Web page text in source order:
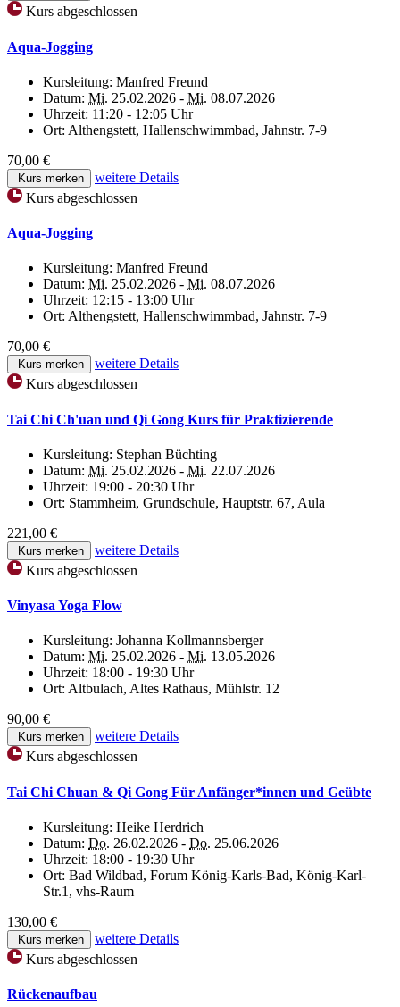
Kurs abgeschlossen
Aqua-Jogging
Kursleitung: Manfred Freund
Datum: Mi. 25.02.2026 - Mi. 08.07.2026
Uhrzeit: 11:20 - 12:05 Uhr
Ort: Althengstett, Hallenschwimmbad, Jahnstr. 7-9
70,00 €
Kurs merken
weitere Details
Kurs abgeschlossen
Aqua-Jogging
Kursleitung: Manfred Freund
Datum: Mi. 25.02.2026 - Mi. 08.07.2026
Uhrzeit: 12:15 - 13:00 Uhr
Ort: Althengstett, Hallenschwimmbad, Jahnstr. 7-9
70,00 €
Kurs merken
weitere Details
Kurs abgeschlossen
Tai Chi Ch'uan und Qi Gong Kurs für Praktizierende
Kursleitung: Stephan Büchting
Datum: Mi. 25.02.2026 - Mi. 22.07.2026
Uhrzeit: 19:00 - 20:30 Uhr
Ort: Stammheim, Grundschule, Hauptstr. 67, Aula
221,00 €
Kurs merken
weitere Details
Kurs abgeschlossen
Vinyasa Yoga Flow
Kursleitung: Johanna Kollmannsberger
Datum: Mi. 25.02.2026 - Mi. 13.05.2026
Uhrzeit: 18:00 - 19:30 Uhr
Ort: Altbulach, Altes Rathaus, Mühlstr. 12
90,00 €
Kurs merken
weitere Details
Kurs abgeschlossen
Tai Chi Chuan & Qi Gong Für Anfänger*innen und Geübte
Kursleitung: Heike Herdrich
Datum: Do. 26.02.2026 - Do. 25.06.2026
Uhrzeit: 18:00 - 19:30 Uhr
Ort: Bad Wildbad, Forum König-Karls-Bad, König-Karl-
Str.1, vhs-Raum
130,00 €
Kurs merken
weitere Details
Kurs abgeschlossen
Rückenaufbau